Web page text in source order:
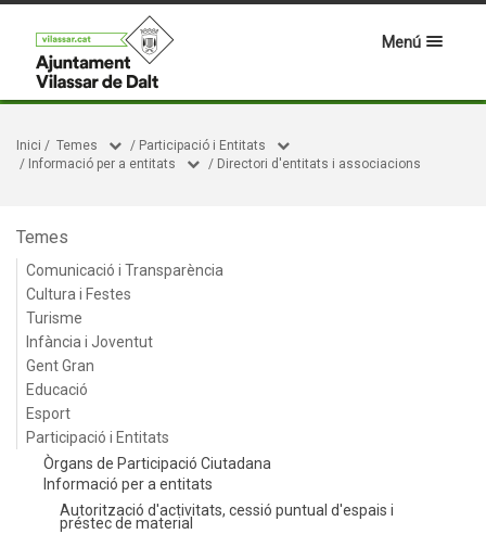
Menú
Inici / Temes / Participació i Entitats
/ Informació per a entitats / Directori d'entitats i associacions
Temes
Comunicació i Transparència
Cultura i Festes
Turisme
Infància i Joventut
Gent Gran
Educació
Esport
Participació i Entitats
Òrgans de Participació Ciutadana
Informació per a entitats
Autorització d'activitats, cessió puntual d'espais i
préstec de material